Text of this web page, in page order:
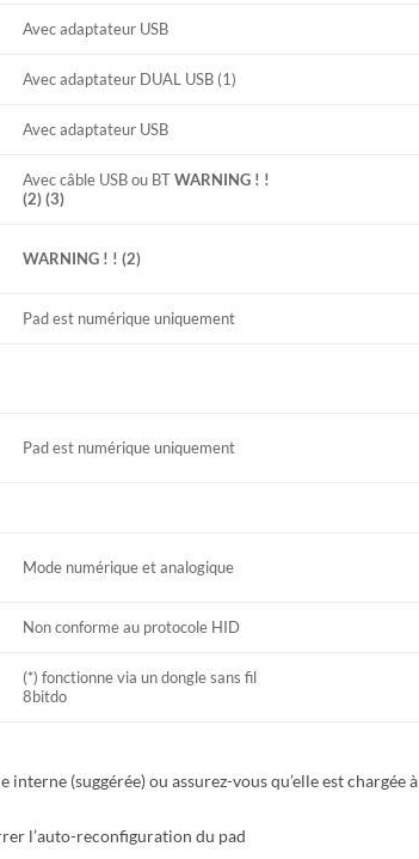
Avec adaptateur USB
Avec adaptateur DUAL USB (1)
Avec adaptateur USB
Avec câble USB ou BTWARNING ! !
(2) (3)
WARNING ! ! (2)
Pad est numérique uniquement
Pad est numérique uniquement
Mode numérique et analogique
Non conforme au protocole HID
(*) fonctionne via un dongle sans fil
8bitdo
(suggérée) ou assurez-vous qu’elle est chargée à
l’auto-reconfiguration du pad